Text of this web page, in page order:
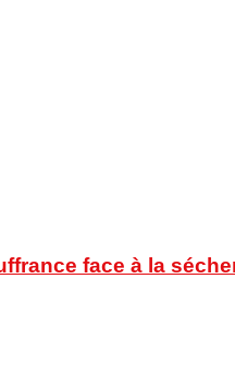
face à la